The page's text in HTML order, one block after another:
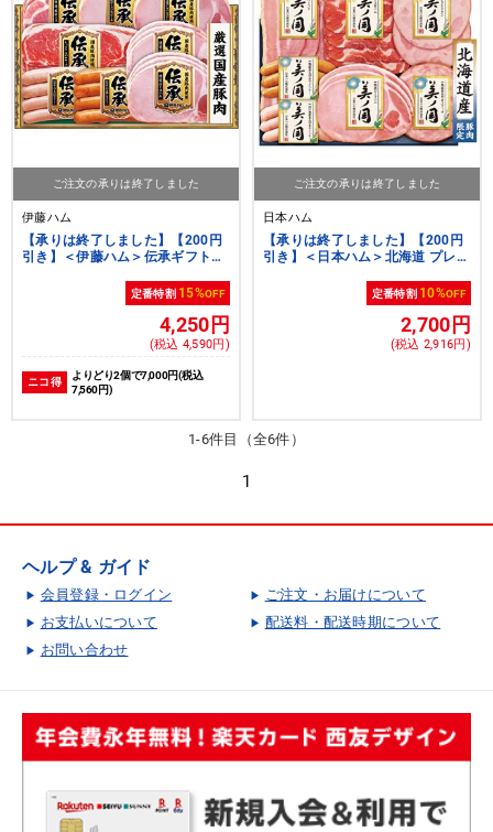
ご注文の承りは終了しました
伊藤ハム
【承りは終了しました】【200円
引き】＜伊藤ハム＞伝承ギフト
ド：ito2026s1】[ito_top][ito_bn]
定番特割 15%OFF
4,250円
(税込 4,590円)
ニコ得
よりどり2個で7,000円(税込
7,560円)
ご注文の承りは終了しました
日本ハム
【承りは終了しました】【200円
引き】＜日本ハム＞北海道 プレミ
定番特割 10%OFF
2,700円
(税込 2,916円)
1-6件目（全6件）
1
ヘルプ & ガイド
会員登録・ログイン
ご注文・お届けについて
お支払いについて
配送料・配送時期について
お問い合わせ